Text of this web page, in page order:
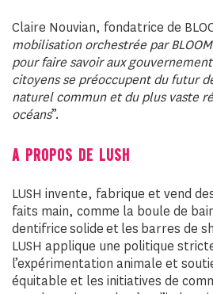
Claire Nouvian, fondatrice de
mobilisation orchestrée par
pour faire savoir aux
citoyens se préoccupent du futur
naturel commun et du plus vaste
océans”.
A PROPOS DE LUSH
LUSH invente, fabrique et vend
faits main, comme la boule de
dentifrice solide et les barres de
LUSH applique une politique
l’expérimentation animale et
équitable et les initiatives de